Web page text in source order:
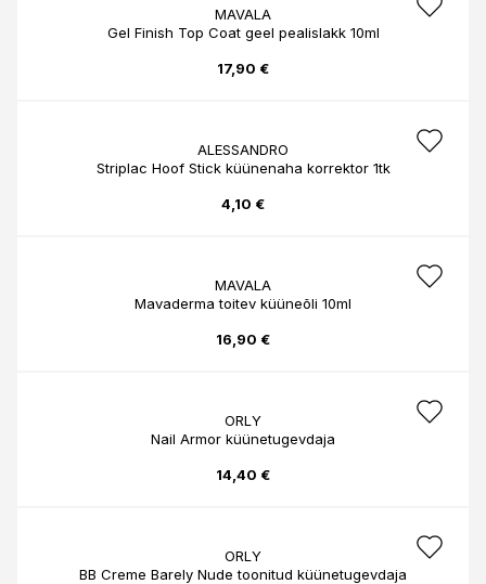
MAVALA
Gel Finish Top Coat geel pealislakk 10ml
17,90 €
ALESSANDRO
Striplac Hoof Stick küünenaha korrektor 1tk
4,10 €
MAVALA
Mavaderma toitev küüneõli 10ml
16,90 €
ORLY
Nail Armor küünetugevdaja
14,40 €
ORLY
BB Creme Barely Nude toonitud küünetugevdaja